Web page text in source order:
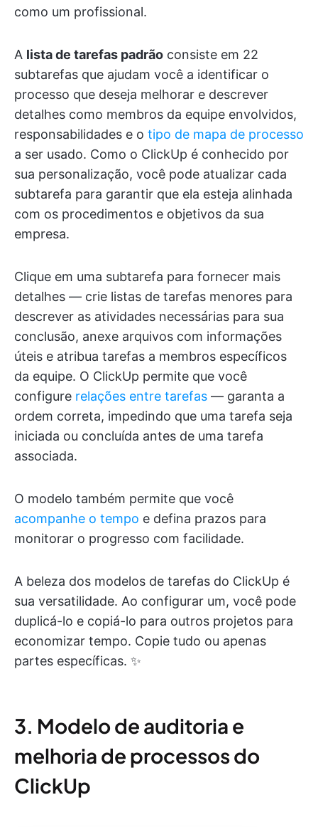
como um profissional.
A lista de tarefas padrão consiste em 22
subtarefas que ajudam você a identificar o
processo que deseja melhorar e descrever
detalhes como membros da equipe envolvidos,
responsabilidades e o tipo de mapa de processo
a ser usado. Como o ClickUp é conhecido por
sua personalização, você pode atualizar cada
subtarefa para garantir que ela esteja alinhada
com os procedimentos e objetivos da sua
empresa.
Clique em uma subtarefa para fornecer mais
detalhes — crie listas de tarefas menores para
descrever as atividades necessárias para sua
conclusão, anexe arquivos com informações
úteis e atribua tarefas a membros específicos
da equipe. O ClickUp permite que você
configure relações entre tarefas — garanta a
ordem correta, impedindo que uma tarefa seja
iniciada ou concluída antes de uma tarefa
associada.
O modelo também permite que você
acompanhe o tempo e defina prazos para
monitorar o progresso com facilidade.
A beleza dos modelos de tarefas do ClickUp é
sua versatilidade. Ao configurar um, você pode
duplicá-lo e copiá-lo para outros projetos para
economizar tempo. Copie tudo ou apenas
partes específicas. ✨
3. Modelo de auditoria e
melhoria de processos do
ClickUp